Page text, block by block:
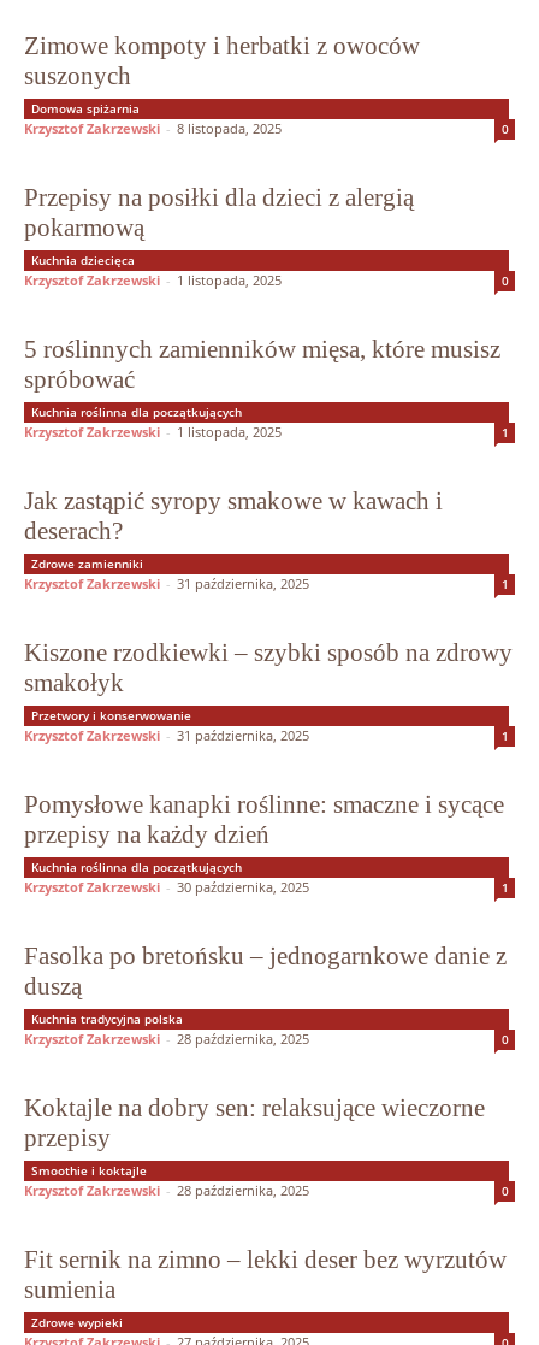
Zimowe kompoty i herbatki z owoców
suszonych
Domowa spiżarnia
Krzysztof Zakrzewski - 8 listopada, 2025 0
Przepisy na posiłki dla dzieci z alergią
pokarmową
Kuchnia dziecięca
Krzysztof Zakrzewski - 1 listopada, 2025 0
5 roślinnych zamienników mięsa, które musisz
spróbować
Kuchnia roślinna dla początkujących
Krzysztof Zakrzewski - 1 listopada, 2025 1
Jak zastąpić syropy smakowe w kawach i
deserach?
Zdrowe zamienniki
Krzysztof Zakrzewski - 31 października, 2025 1
Kiszone rzodkiewki – szybki sposób na zdrowy
smakołyk
Przetwory i konserwowanie
Krzysztof Zakrzewski - 31 października, 2025 1
Pomysłowe kanapki roślinne: smaczne i sycące
przepisy na każdy dzień
Kuchnia roślinna dla początkujących
Krzysztof Zakrzewski - 30 października, 2025 1
Fasolka po bretońsku – jednogarnkowe danie z
duszą
Kuchnia tradycyjna polska
Krzysztof Zakrzewski - 28 października, 2025 0
Koktajle na dobry sen: relaksujące wieczorne
przepisy
Smoothie i koktajle
Krzysztof Zakrzewski - 28 października, 2025 0
Fit sernik na zimno – lekki deser bez wyrzutów
sumienia
Zdrowe wypieki